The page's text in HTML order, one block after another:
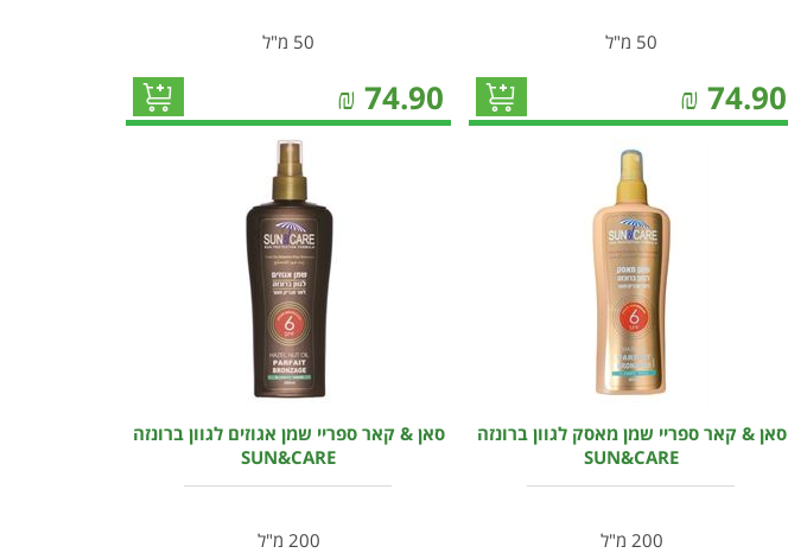
50 מ"ל
74.90
₪
50 מ"ל
74.90
₪
סאן & קאר ספריי שמן מאסק לגוון ברונזה
SUN&CARE
200 מ"ל
סאן & קאר ספריי שמן אגוזים לגוון ברונזה
SUN&CARE
200 מ"ל